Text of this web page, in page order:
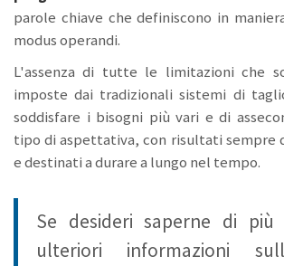
parole chiave che definiscono in
modus operandi.
L'assenza di tutte le limitazioni che
imposte dai tradizionali sistemi di
soddisfare i bisogni più vari e di
tipo di aspettativa, con risultati sempre
e destinati a durare a lungo nel tempo.
Se desideri saperne di più
ulteriori informazioni